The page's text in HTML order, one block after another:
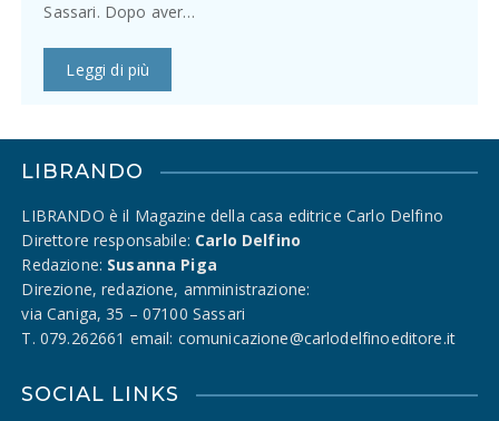
Sassari. Dopo aver…
Leggi di più
LIBRANDO
LIBRANDO è il Magazine della casa editrice Carlo Delfino
Direttore responsabile: Carlo Delfino
Redazione: Susanna Piga
Direzione, redazione, amministrazione:
via Caniga, 35 – 07100 Sassari
T. 079.262661 email: comunicazione@carlodelfinoeditore.it
SOCIAL LINKS